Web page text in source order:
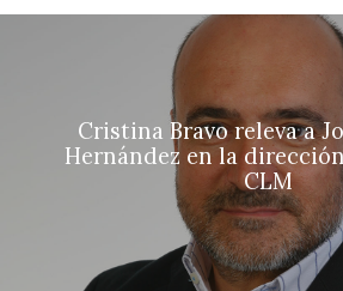
Cristina Bravo releva a
Hernández en la
CLM